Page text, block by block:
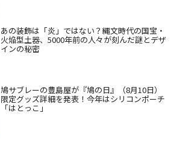
あの装飾は「炎」ではない？縄文時代の国宝・
火焔型土器、5000年前の人々が刻んだ謎とデザ
インの秘密
鳩サブレーの豊島屋が『鳩の日』（8月10日）
限定グッズ詳細を発表！今年はシリコンポーチ
「はとっこ」